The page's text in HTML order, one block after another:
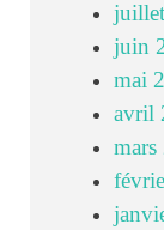
juin
mai
avril
mars